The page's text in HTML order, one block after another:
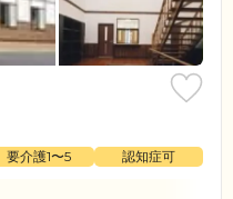
要介護1〜5
認知症可